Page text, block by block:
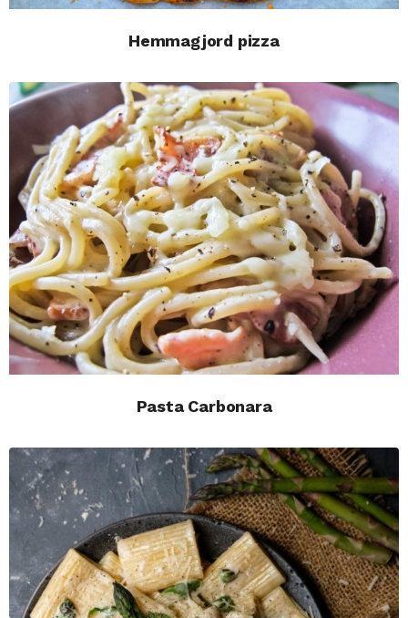
Hemmagjord pizza
Pasta Carbonara